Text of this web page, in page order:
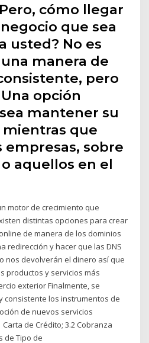
cómo llegar
que sea
usted? No es
manera de
pero
opción
mantener su
que
empresas, sobre
aquellos en el
motor de crecimiento que
distintas opciones para crear
de manera de los dominios
redirección y hacer que las DNS
nos devolverán el dinero así que
productos y servicios más
exterior Finalmente, se
consistente los instrumentos de
de nuevos servicios
de Crédito; 3.2 Cobranza
de Tipo de